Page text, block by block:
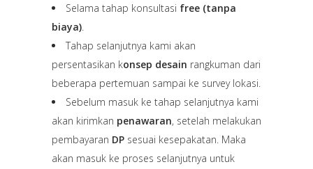
Selama tahap konsultasi free (tanpa
biaya)
Tahap selanjutnya kami akan
persentasikan konsep desain rangkuman dari
beberapa pertemuan sampai ke survey lokasi.
Sebelum masuk ke tahap selanjutnya kami
akan kirimkan penawaran, setelah melakukan
pembayaran DP sesuai kesepakatan. Maka
akan masuk ke proses selanjutnya untuk